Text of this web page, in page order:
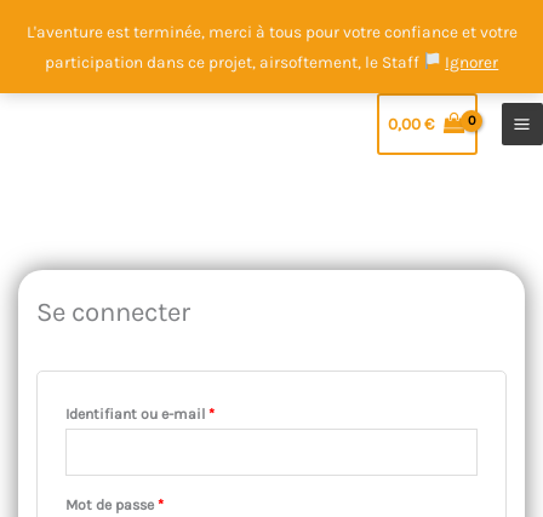
L'aventure est terminée, merci à tous pour votre confiance et votre
participation dans ce projet, airsoftement, le Staff
Ignorer
contenu
0,00€
Se connecter
Identifiant ou e-mail *
Mot de passe *